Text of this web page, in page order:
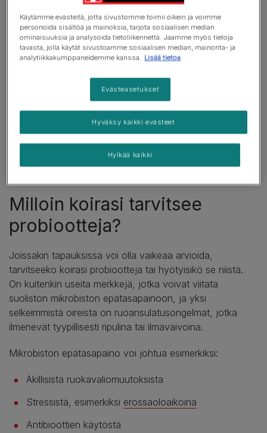
Joskus mikrobien tasapaino voi kuitenkin häiriintyä, jolloin
haitalliset bakteerit saavat yliotteen hyödyllisten mikro-
organismien kustannuksella, ja tässä probiotikat voivat
auttaa. Koirille tarkoitetut probiootit ovat eläviä mikro-
organismeja, jotka voivat palauttaa suoliston
mikroflooran terveen tasapainon.
Lisäämällä probioottien hyödyllisiä bakteereja koirasi
ruokaan voit tukea sen ruoansulatusta, vahvistaa
luonnollista vastustuskykyä ja edistää ravintoaineiden
imeytymistä.
Milloin koirasi tarvitsee
probiootteja?
Joissakin tapauksissa voi olla vaikeaa arvioida,
tarvitseeko koirasi probiootteja tai hyötyisikö se niistä.
On kuitenkin useita merkkejä, jotka voivat viitata
suoliston mikrobiston epätasapainoon, ja yksi
selkeimmistä oireista on ruoansulatusongelmat, jotka
ilmenevät tyypillisesti ripulina tai ilmavaivoina.
Mikrobiston epätasapaino voi johtua esimerkiksi:
Äkillisistä ruokavaliomuutoksista
Stressistä, esimerkiksi erossaoloaikoina
Antibioottien käytöstä
Käytämme evästeitä, jotta sivustomme toimii oikein ja voimme
personoida sisältöä ja mainoksia, tarjota sosiaalisen median
ominaisuuksia ja analysoida tietoliikennettä. Jaamme myös tietoja
tavasta, jolla käytät sivustoamme sosiaalisen median, mainonta- ja
analytiikkakumppaneidemme kanssa. Lisää tietoa
Evästeasetukset
Hylkää kaikki
Hyväksy kaikki evästeet